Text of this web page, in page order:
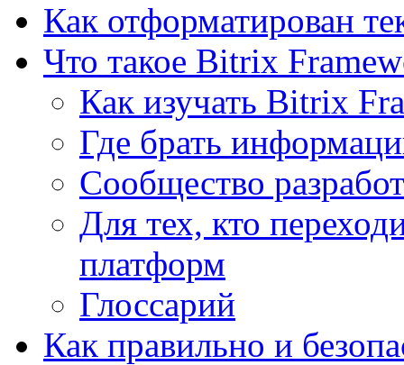
Как отформатирован
Что такое Bitrix
Как изучать Bitrix
Где брать
Сообщество
Для тех, кто
платформ
Глоссарий
Как правильно и